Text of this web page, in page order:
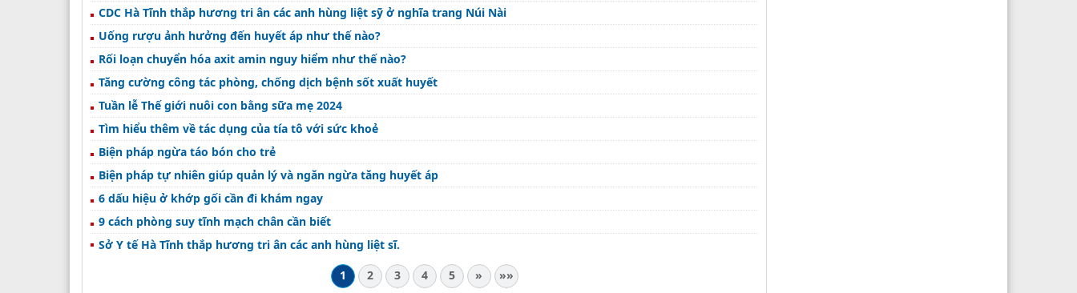
CDC Hà Tĩnh thắp hương tri ân các anh hùng liệt sỹ ở nghĩa trang Núi Nài
Uống rượu ảnh hưởng đến huyết áp như thế nào?
Rối loạn chuyển hóa axit amin nguy hiểm như thế nào?
Tăng cường công tác phòng, chống dịch bệnh sốt xuất huyết
Tuần lễ Thế giới nuôi con bằng sữa mẹ 2024
Tìm hiểu thêm về tác dụng của tía tô với sức khoẻ
Biện pháp ngừa táo bón cho trẻ
Biện pháp tự nhiên giúp quản lý và ngăn ngừa tăng huyết áp
6 dấu hiệu ở khớp gối cần đi khám ngay
9 cách phòng suy tĩnh mạch chân cần biết
Sở Y tế Hà Tĩnh thắp hương tri ân các anh hùng liệt sĩ.
1
2 3 4 5 » »»